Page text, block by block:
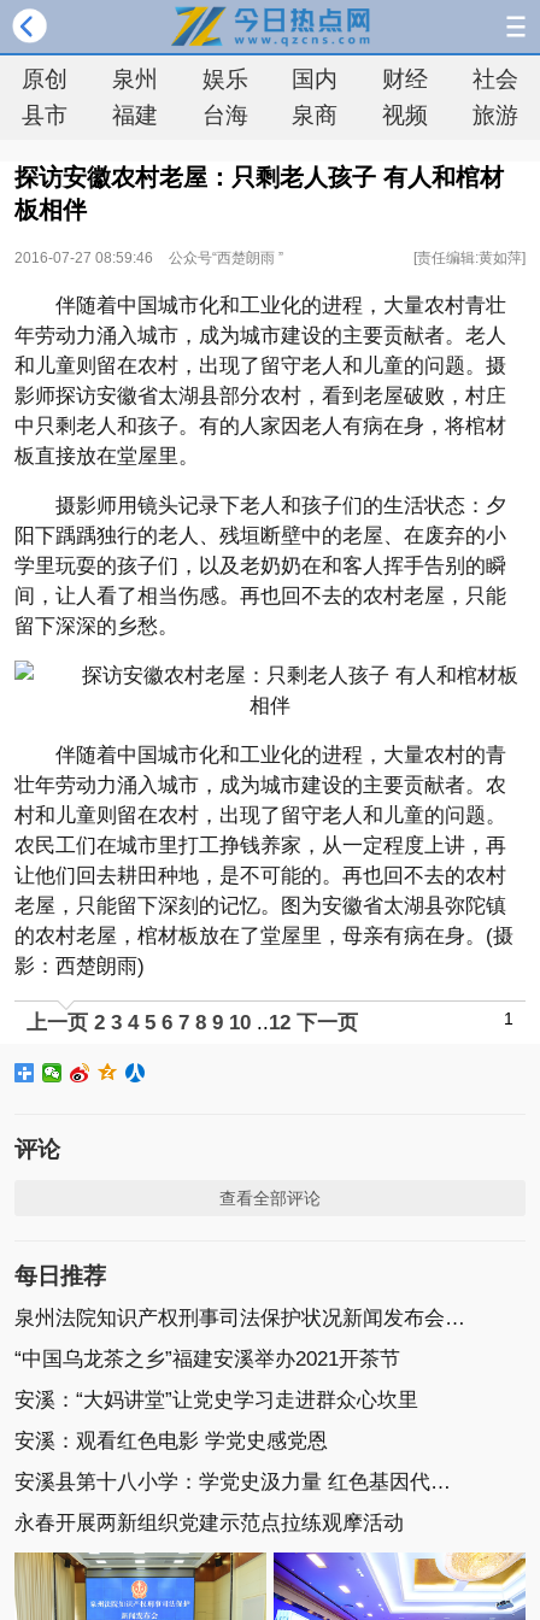
原创 泉州 娱乐 国内 财经
社会
县市
福建 台海 泉商 视频 旅游
探访安徽农村老屋：只剩老人孩子 有人和棺材
板相伴
2016-07-27 08:59:46 公众号“西楚朗雨 ” [责任编辑:黄如萍]
伴随着中国城市化和工业化的进程，大量农村青壮
年劳动力涌入城市，成为城市建设的主要贡献者。老人
和儿童则留在农村，出现了留守老人和儿童的问题。摄
影师探访安徽省太湖县部分农村，看到老屋破败，村庄
中只剩老人和孩子。有的人家因老人有病在身，将棺材
板直接放在堂屋里。
摄影师用镜头记录下老人和孩子们的生活状态：夕
阳下踽踽独行的老人、残垣断壁中的老屋、在废弃的小
学里玩耍的孩子们，以及老奶奶在和客人挥手告别的瞬
间，让人看了相当伤感。再也回不去的农村老屋，只能
留下深深的乡愁。
伴随着中国城市化和工业化的进程，大量农村的青
壮年劳动力涌入城市，成为城市建设的主要贡献者。农
村和儿童则留在农村，出现了留守老人和儿童的问题。
农民工们在城市里打工挣钱养家，从一定程度上讲，再
让他们回去耕田种地，是不可能的。再也回不去的农村
老屋，只能留下深刻的记忆。图为安徽省太湖县弥陀镇
的农村老屋，棺材板放在了堂屋里，母亲有病在身。(摄
影：西楚朗雨)
上一页 1
2 3 4 5 6 7 8 9 10 ..12 下一页
评论
查看全部评论
每日推荐
泉州法院知识产权刑事司法保护状况新闻发布会召开
“中国乌龙茶之乡”福建安溪举办2021开茶节
安溪：“大妈讲堂”让党史学习走进群众心坎里
安溪：观看红色电影 学党史感党恩
安溪县第十八小学：学党史汲力量 红色基因代代传
永春开展两新组织党建示范点拉练观摩活动